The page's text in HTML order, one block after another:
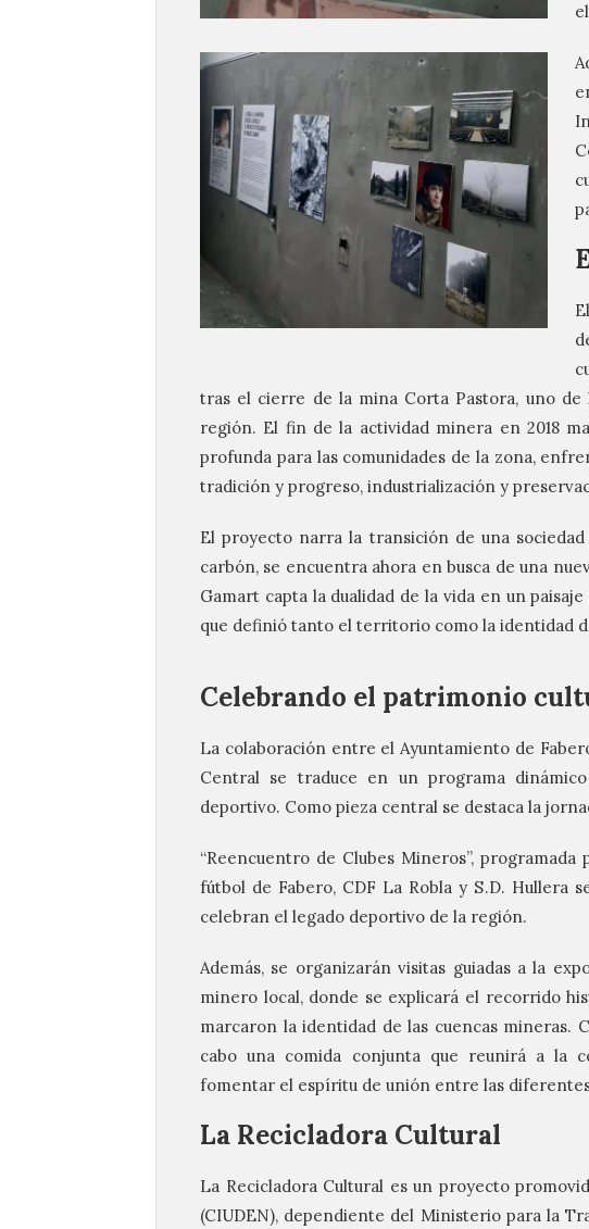
tras el cierre de la mina Corta Pastora, uno de
región. El fin de la actividad minera en 2018
profunda para las comunidades de la zona,
tradición y progreso, industrialización y
El proyecto narra la transición de una
carbón, se encuentra ahora en busca de una
Gamart capta la dualidad de la vida en un
que definió tanto el territorio como la identidad
Celebrando el patrimonio
La colaboración entre el Ayuntamiento de
Central se traduce en un programa
deportivo. Como pieza central se destaca la
“Reencuentro de Clubes Mineros”,
fútbol de Fabero, CDF La Robla y S.D. Hullera
celebran el legado deportivo de la región.
Además, se organizarán visitas guiadas a la
minero local, donde se explicará el recorrido
marcaron la identidad de las cuencas mineras.
cabo una comida conjunta que reunirá a la
fomentar el espíritu de unión entre las
La Recicladora Cultural
La Recicladora Cultural es un proyecto
(CIUDEN), dependiente del Ministerio para la